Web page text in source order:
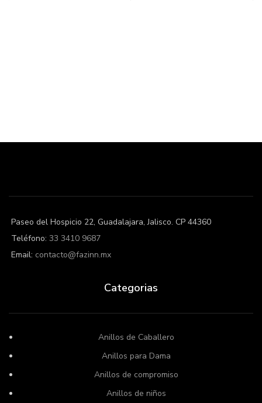
Paseo del Hospicio 22, Guadalajara, Jalisco. CP 44360
Teléfono: 33 3410 9687
Email: contacto@fazinn.mx
Categorias
Anillos de Caballero
Anillos para Dama
Anillos de compromiso
Anillos de niños